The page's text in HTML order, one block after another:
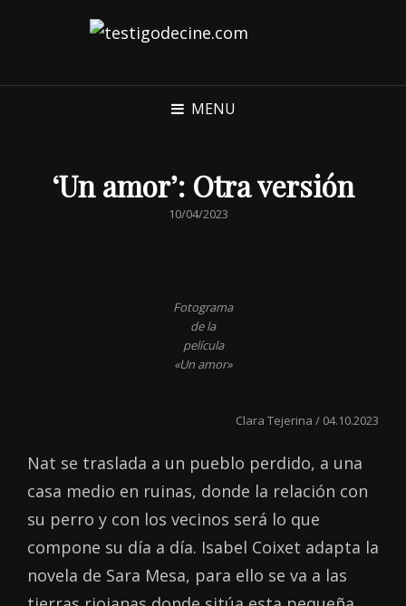
MENU
‘Un amor’: Otra versión
POSTED
10/04/2023
Fotograma
de la
película
«Un amor»
Clara Tejerina / 04.10.2023
Nat se traslada a un pueblo perdido, a una
casa medio en ruinas, donde la relación con
su perro y con los vecinos será lo que
compone su día a día. Isabel Coixet adapta la
novela de Sara Mesa, para ello se va a las